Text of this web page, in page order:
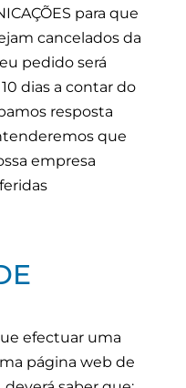
para que
cancelados da
pedido será
dias a contar do
resposta
que
empresa
efectuar uma
página web de